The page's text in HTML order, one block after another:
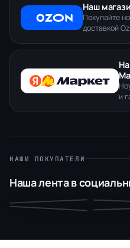
Наш
Покупайте
доставкой
и
НАШИ ПОКУПАТЕЛИ
Наша лента в